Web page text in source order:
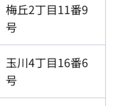
梅丘2丁目11番9
号
玉川4丁目16番6
号